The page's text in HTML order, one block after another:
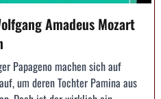
Amadeus Mozart
Papageno machen sich auf
um deren Tochter Pamina aus